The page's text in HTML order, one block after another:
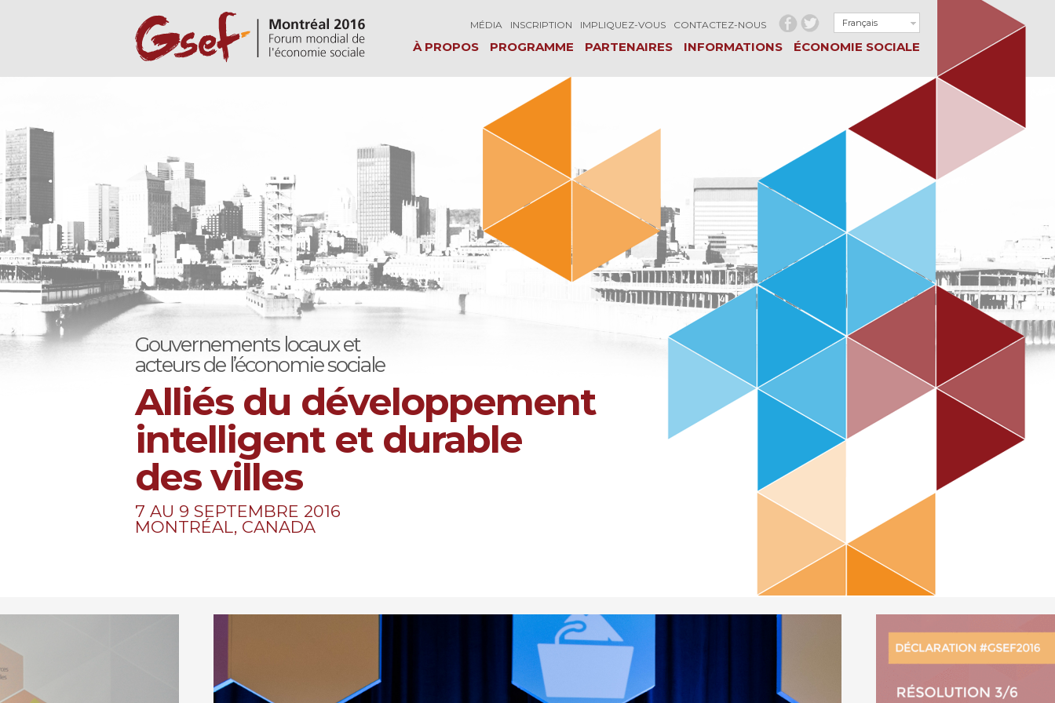
Français
MÉDIA INSCRIPTION IMPLIQUEZ-VOUS CONTACTEZ-NOUS
À PROPOS PROGRAMME PARTENAIRES INFORMATIONS ÉCONOMIE SOCIALE
Gouvernements locaux et
acteurs de l’économie sociale
Alliés du développement
intelligent et durable
des villes
7 AU 9 SEPTEMBRE 2016
MONTRÉAL, CANADA